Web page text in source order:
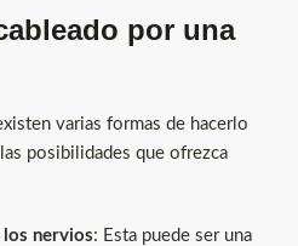
por una
varias formas de hacerlo
posibilidades que ofrezca
los nervios: Esta puede ser una